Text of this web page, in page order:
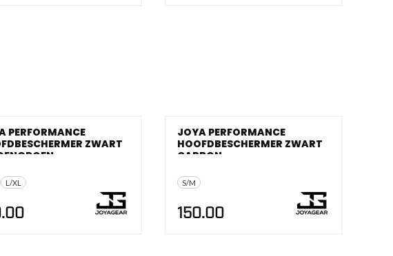
L/XL
PERFORMANCE
ZWART
S/M
JOYA PERFORMANCE
HOOFDBESCHERMER ZWART
CARBON
150.00